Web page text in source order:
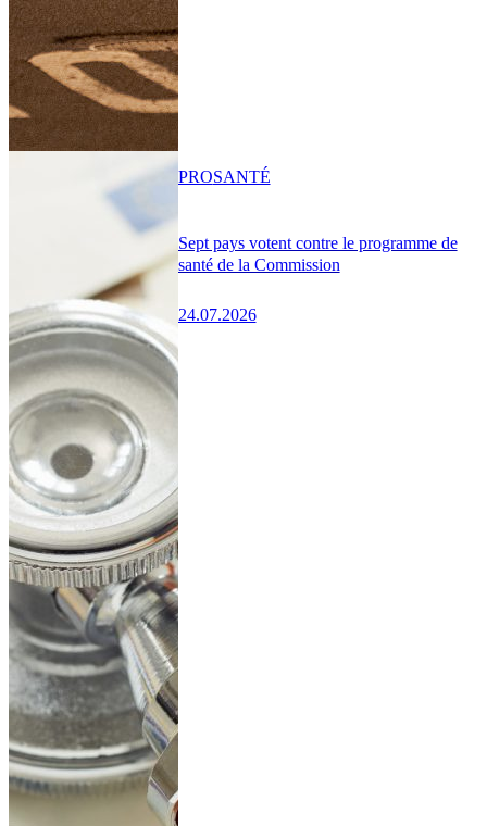
Sept pays votent contre le programme de
santé de la Commission
24.07.2026
PROSANTÉ